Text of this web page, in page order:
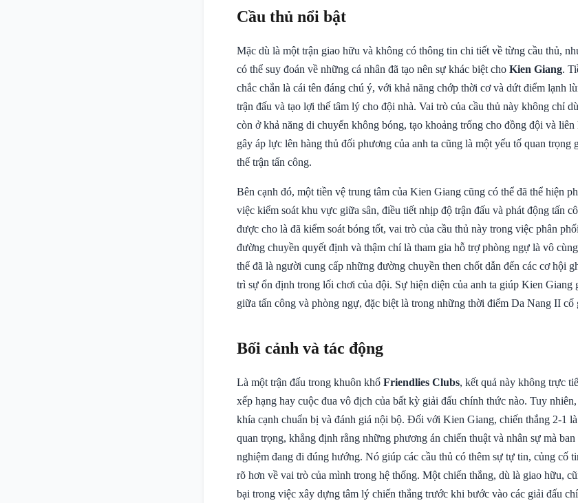
Cầu thủ nổi bật
Mặc dù là một trận giao hữu và không có thông tin chi tiết về từng cầu thủ,
có thể suy đoán về những cá nhân đã tạo nên sự khác biệt cho Kien Giang.
chắc chắn là cái tên đáng chú ý, với khả năng chớp thời cơ và dứt điểm lạnh
trận đấu và tạo lợi thế tâm lý cho đội nhà. Vai trò của cầu thủ này không chỉ
còn ở khả năng di chuyển không bóng, tạo khoảng trống cho đồng đội và
gây áp lực lên hàng thủ đối phương của anh ta cũng là một yếu tố quan
thế trận tấn công.
Bên cạnh đó, một tiền vệ trung tâm của Kien Giang cũng có thể đã thể hiện
việc kiểm soát khu vực giữa sân, điều tiết nhịp độ trận đấu và phát động tấn
được cho là đã kiểm soát bóng tốt, vai trò của cầu thủ này trong việc phân
đường chuyền quyết định và thậm chí là tham gia hỗ trợ phòng ngự là vô
thể đã là người cung cấp những đường chuyền then chốt dẫn đến các cơ hội
trì sự ổn định trong lối chơi của đội. Sự hiện diện của anh ta giúp Kien Giang
giữa tấn công và phòng ngự, đặc biệt là trong những thời điểm Da Nang II cố
Bối cảnh và tác động
Là một trận đấu trong khuôn khổ Friendlies Clubs, kết quả này không trực
xếp hạng hay cuộc đua vô địch của bất kỳ giải đấu chính thức nào. Tuy
khía cạnh chuẩn bị và đánh giá nội bộ. Đối với Kien Giang, chiến thắng 2-1
quan trọng, khẳng định rằng những phương án chiến thuật và nhân sự mà
nghiệm đang đi đúng hướng. Nó giúp các cầu thủ có thêm sự tự tin, củng cố
rõ hơn về vai trò của mình trong hệ thống. Một chiến thắng, dù là giao hữu,
bại trong việc xây dựng tâm lý chiến thắng trước khi bước vào các giải đấu